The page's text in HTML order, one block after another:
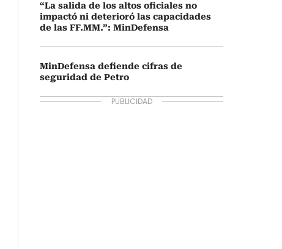
“La salida de los altos oficiales no
impactó ni deterioró las capacidades
de las FF.MM.”: MinDefensa
MinDefensa defiende cifras de
seguridad de Petro